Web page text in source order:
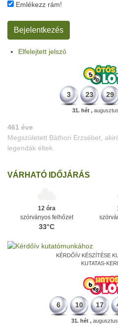
Emlékezz rám!
Elfelejtett jelszó
3 23 29
31. hét ,
VÁRHATÓ IDŐJÁRÁS
12 óra
szórványos felhőzet
33°C
KÉRDŐÍV KÉSZÍTÉSE
KUTATAS-
6 10 17
31. hét ,